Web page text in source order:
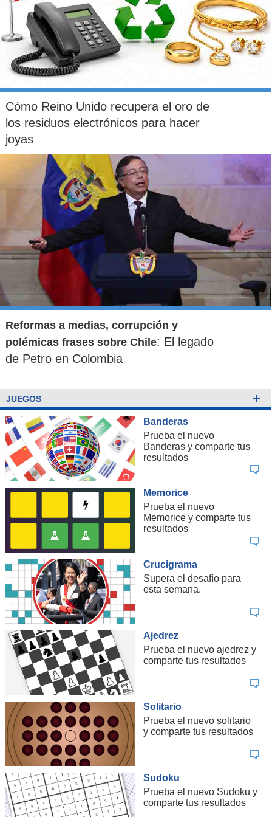
con EE.UU., pidiendo garantías de queno volverá a
lanzar un ataque militar
Ministro iraní de Exteriores, Abás Araqchí. | EFE
"Sabemos queen las relaciones internacionales no
existen garantías absolutas
, pero es legítimo
exigir
señales claras de que no se repetirá el mismo
comportamiento
", sostuvo Araqchí, quien dijo haber
recibido mensajes de parte de Washington para
volver a la mesa de negociaciones
Por su parte, el viceministro iraní de Exteriores para
Asuntos Jurídicos e Internacionales, Kazem
Gharibabadi, dijo a la televisión estatal quesus
posturas de principios en unas posibles
de la guerra", en alusión alderecho de Irán al
enriquecimiento de uraniocon fines pacíficos.
Estamos más determinados en defender los
derechos de Irán
", afirmó Gharibabadi.
PeroIsrael continúa presionando
posible acuerdo con Irán garantice sus intereses.
El primer ministro israelí, Benjamín Netanyahu
el sábado en una entrevista con Fox News que
cualquier pacto debería incluir el "cero
enriquecimiento de uranio y ningún misil balístico"
con alcance superior a 480 kilómetros.
Primer ministro de Israel, Benjamín Netanyahu. | AP
Irán respondió de formasarcástica
exigencias.
"¿Qué podría estar fumando exactamente
Cómo Reino Unido recupera el oro de
los residuos electrónicos para hacer
joyas
Reformas a medias, corrupción y
polémicas frases sobre Chile: El legado
de Petro en Colombia
JUEGOS +
Banderas
Prueba el nuevo
Banderas y comparte tus
resultados
Memorice
Prueba el nuevo
Memorice y comparte tus
resultados
Crucigrama
Supera el desafío para
esta semana.
Ajedrez
Prueba el nuevo ajedrez y
comparte tus resultados
Solitario
Prueba el nuevo solitario
y comparte tus resultados
Sudoku
Prueba el nuevo Sudoku y
comparte tus resultados